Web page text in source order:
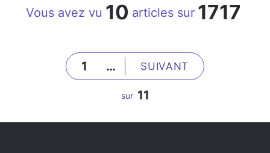
Vous avez vu 10 articles sur 1717
1 … SUIVANT
sur 11